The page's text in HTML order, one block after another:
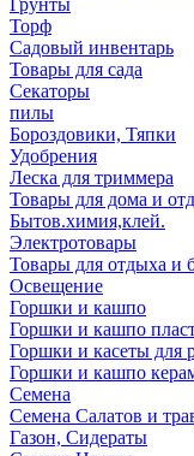
Грунты
Торф
Садовый инвентарь
Товары для сада
Секаторы
пилы
Бороздовики, Тяпки
Удобрения
Леска для триммера
Товары для дома и
Бытов.химия,клей.
Электротовары
Товары для отдыха и
Освещение
Горшки и кашпо
Горшки и кашпо
Горшки и касеты для
Горшки и кашпо
Семена
Семена Салатов и
Газон, Сидераты